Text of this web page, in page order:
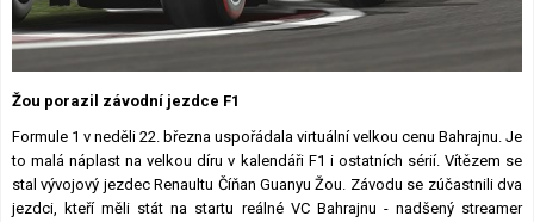
Okruhy F1
Lexikon F1
Žou porazil závodní jezdce F1
Formule 1 v neděli 22. března uspořádala virtuální velkou cenu Bahrajnu. Je
to malá náplast na velkou díru v kalendáři F1 i ostatních sérií. Vítězem se
stal vývojový jezdec Renaultu Číňan Guanyu Žou. Závodu se zúčastnili dva
jezdci, kteří měli stát na startu reálné VC Bahrajnu - nadšený streamer